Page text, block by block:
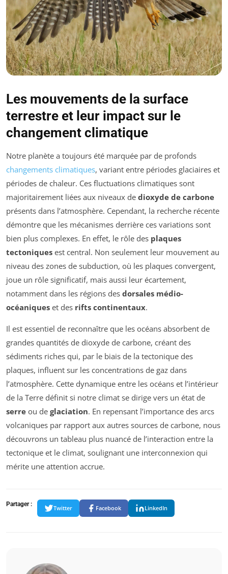
Les mouvements de la surface
terrestre et leur impact sur le
changement climatique
Notre planète a toujours été marquée par de profonds
changements climatiques, variant entre périodes glaciaires et
périodes de chaleur. Ces fluctuations climatiques sont
majoritairement liées aux niveaux de dioxyde de carbone
présents dans l’atmosphère. Cependant, la recherche récente
démontre que les mécanismes derrière ces variations sont
bien plus complexes. En effet, le rôle des plaques
tectoniques est central. Non seulement leur mouvement au
niveau des zones de subduction, où les plaques convergent,
joue un rôle significatif, mais aussi leur écartement,
notamment dans les régions des dorsales médio-
océaniques et des rifts continentaux.
Il est essentiel de reconnaître que les océans absorbent de
grandes quantités de dioxyde de carbone, créant des
sédiments riches qui, par le biais de la tectonique des
plaques, influent sur les concentrations de gaz dans
l’atmosphère. Cette dynamique entre les océans et l’intérieur
de la Terre définit si notre climat se dirige vers un état de
serre ou de glaciation. En repensant l’importance des arcs
volcaniques par rapport aux autres sources de carbone, nous
découvrons un tableau plus nuancé de l’interaction entre la
tectonique et le climat, soulignant une interconnexion qui
mérite une attention accrue.
Partager :
Twitter Facebook LinkedIn